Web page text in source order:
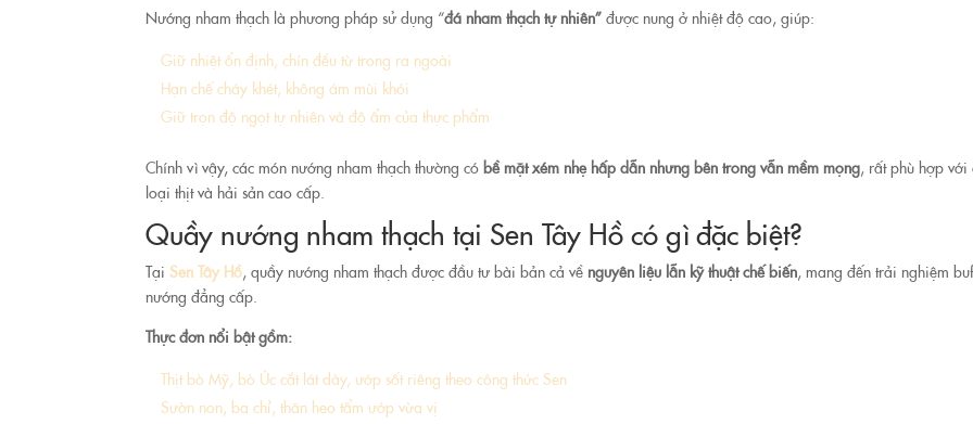
Nướng nham thạch là phương pháp sử dụng “đá nham thạch tự nhiên” được nung ở nhiệt độ cao, giúp:
Giữ nhiệt ổn định, chín đều từ trong ra ngoài
Hạn chế cháy khét, không ám mùi khói
Giữ trọn độ ngọt tự nhiên và độ ẩm của thực phẩm
Chính vì vậy, các món nướng nham thạch thường có bề mặt xém nhẹ hấp dẫn nhưng bên trong vẫn mềm mọng, rất phù hợp với
loại thịt và hải sản cao cấp.
Quầy nướng nham thạch tại Sen Tây Hồ có gì đặc biệt?
TạiSen Tây Hồ, quầy nướng nham thạch được đầu tư bài bản cả về nguyên liệu lẫn kỹ thuật chế biến, mang đến trải nghiệm
nướng đẳng cấp.
Thực đơn nổi bật gồm:
Thịt bò Mỹ, bò Úc cắt lát dày, ướp sốt riêng theo công thức Sen
Sườn non, ba chỉ, thăn heo tẩm ướp vừa vị